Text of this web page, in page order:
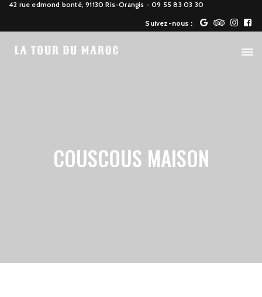
42 rue edmond bonté, 91130 Ris-Orangis - 09 55 83 03 30
Suivez-nous :
COUSCOUS MAISON